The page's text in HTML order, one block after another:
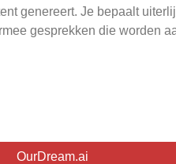
genereert. Je bepaalt
gesprekken die worden
OurDream.ai